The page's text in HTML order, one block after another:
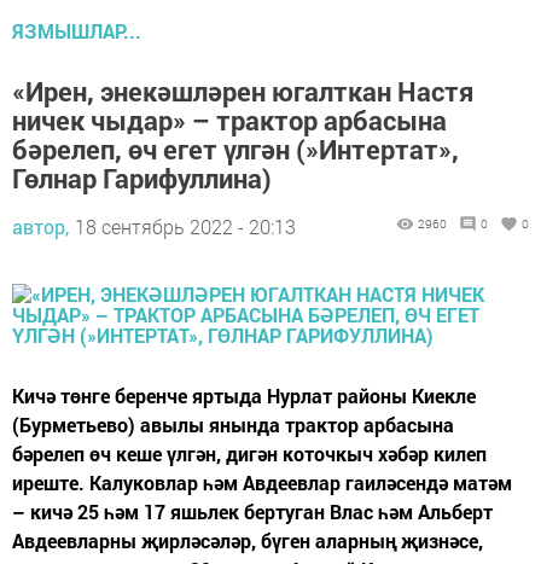
ЯЗМЫШЛАР...
«Ирен, энекәшләрен югалткан Настя
ничек чыдар» – трактор арбасына
бәрелеп, өч егет үлгән (»Интертат»,
Гөлнар Гарифуллина)
автор, 18 сентябрь 2022 - 20:13 2960 0 0
Кичә төнге беренче яртыда Нурлат районы Киекле
(Бурметьево) авылы янында трактор арбасына
бәрелеп өч кеше үлгән, дигән коточкыч хәбәр килеп
иреште. Калуковлар һәм Авдеевлар гаиләсендә матәм
– кичә 25 һәм 17 яшьлек бертуган Влас һәм Альберт
Авдеевларны җирләсәләр, бүген аларның җизнәсе,